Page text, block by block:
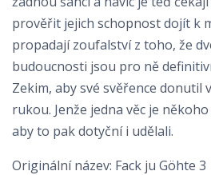
prověřit jejich schopnost dojít k
propadají zoufalství z toho, že
budoucnosti jsou pro ně
Zekim, aby své svěřence donutil
rukou. Jenže jedna věc je
aby to pak dotyční i udělali.
Originální název: Fack ju Göhte 3